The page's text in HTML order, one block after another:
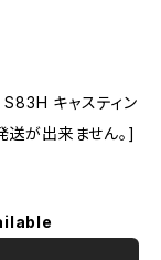
S83H キャスティン
が出来ません。]